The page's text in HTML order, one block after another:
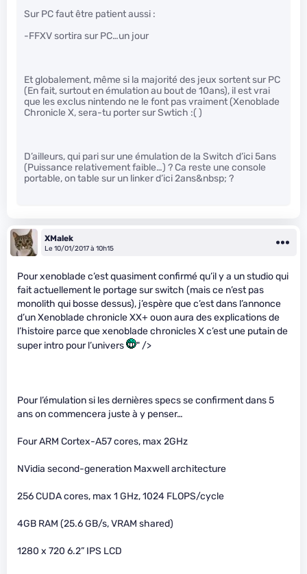
Sur PC faut être patient aussi :
-FFXV sortira sur PC…un jour
Et globalement, même si la majorité des jeux sortent sur PC
(En fait, surtout en émulation au bout de 10ans), il est vrai
que les exclus nintendo ne le font pas vraiment (Xenoblade
Chronicle X, sera-tu porter sur Swtich :( )
D’ailleurs, qui pari sur une émulation de la Switch d’ici 5ans
(Puissance relativement faible…) ? Ca reste une console
portable, on table sur un linker d’ici 2ans&nbsp; ?
XMalek
Le 10/01/2017 à 10h15
Pour xenoblade c’est quasiment confirmé qu’il y a un studio qui
fait actuellement le portage sur switch (mais ce n’est pas
monolith qui bosse dessus), j’espère que c’est dans l’annonce
d’un Xenoblade chronicle XX+ ouon aura des explications de
l’histoire parce que xenoblade chronicles X c’est une putain de
super intro pour l’univers
" />
Pour l’émulation si les dernières specs se confirment dans 5
ans on commencera juste à y penser…
Four ARM Cortex-A57 cores, max 2GHz
NVidia second-generation Maxwell architecture
256 CUDA cores, max 1 GHz, 1024 FLOPS/cycle
4GB RAM (25.6 GB/s, VRAM shared)
1280 x 720 6.2” IPS LCD